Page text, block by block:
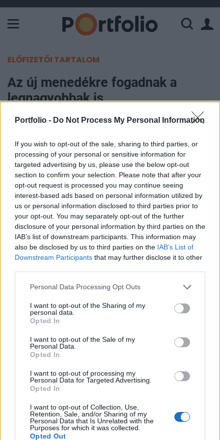
Portfolio - Do Not Process My Personal Information
If you wish to opt-out of the sale, sharing to third parties, or
processing of your personal or sensitive information for
targeted advertising by us, please use the below opt-out
section to confirm your selection. Please note that after your
opt-out request is processed you may continue seeing
interest-based ads based on personal information utilized by
us or personal information disclosed to third parties prior to
your opt-out. You may separately opt-out of the further
disclosure of your personal information by third parties on the
IAB’s list of downstream participants. This information may
also be disclosed by us to third parties on the IAB’s List of
Downstream Participants that may further disclose it to other
Personal Data Processing Opt Outs
I want to opt-out of the Sharing of my
personal data.
Opted In
I want to opt-out of the Sale of my
Personal Data.
Opted In
I want to opt-out of processing my
Personal Data for Targeted Advertising.
Opted In
I want to opt-out of Collection, Use,
Retention, Sale, and/or Sharing of my
Personal Data that Is Unrelated with the
Purposes for which it was collected.
Opted Out
ELŐFIZETŐI TARTALOM
Az új menedékre fogadnak a
legnagyobbak is
Portfolio
Tovább szárnyalhat a norvég korona, miután a
befektetők még mindig a biztonságot fogják
keresni az európai adósságválság súlyosbodása
során - idézi a Bloomberg a Deutsche Bank
elemzőinek minapi megállapítását. A világ
legnagyobb devizakereskedőjénél úgy gondolják,
hogy a norvég fizetőeszköz még nem túlértékelt,
részben ez is az egyik vonzereje.
Folyamatosan bő nyolcéves csúcsa közelében tartózkodik
a norvég korona az euróval szemben: jelenleg a 7,51-es
februárjában volt példa. A norvég deviza azok után vett
újabb lendületet, hogy a svájci jegybank kedden
szárnyalásának.A svájci törekvések arra kényszerítik...
KEDVES OLVASÓNK!
A keresett cikk a portfolio.hu hírarchívumához
tartozik, melynek olvasása előfizetéses
regisztrációhoz kötött.
Az előfizetés a következőket tartalmazza: